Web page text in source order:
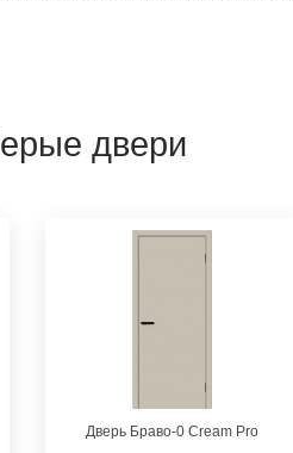
двери
Дверь Браво-0 Cream Pro